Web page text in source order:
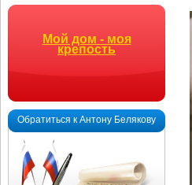
Мой дом - моя
крепость
Обратиться к Антону Белякову